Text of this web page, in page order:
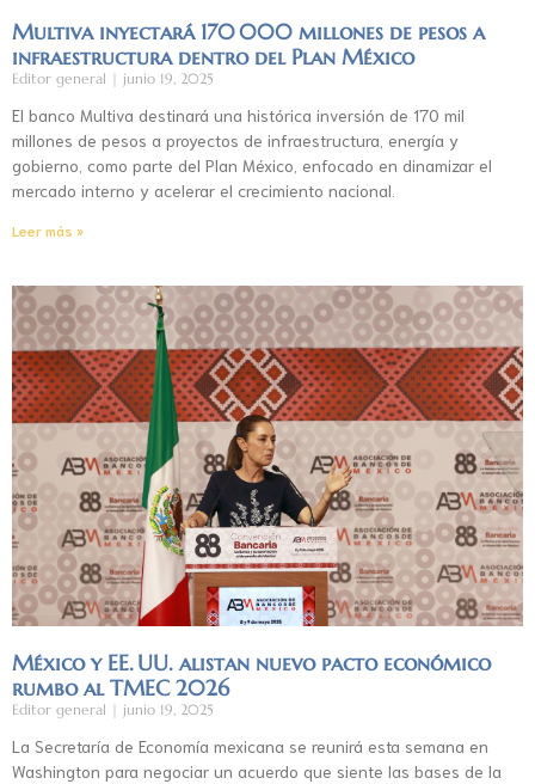
Multiva inyectará 170 000 millones de pesos a
infraestructura dentro del Plan México
Editor general junio 19, 2025
El banco Multiva destinará una histórica inversión de 170 mil
millones de pesos a proyectos de infraestructura, energía y
gobierno, como parte del Plan México, enfocado en dinamizar el
mercado interno y acelerar el crecimiento nacional.
Leer más »
México y EE. UU. alistan nuevo pacto económico
rumbo al TMEC 2026
Editor general junio 19, 2025
La Secretaría de Economía mexicana se reunirá esta semana en
Washington para negociar un acuerdo que siente las bases de la